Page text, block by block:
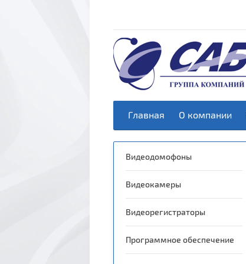
Главная О компании
Видеодомофоны
Видеокамеры
Видеорегистраторы
Программное обеспечение